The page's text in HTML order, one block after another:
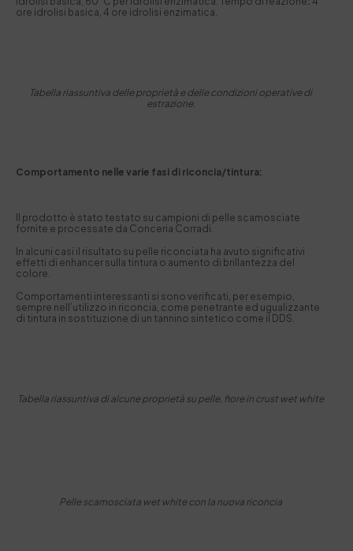
ore idrolisi basica, 4 ore idrolisi enzimatica.
Tabella riassuntiva delle proprietà e delle condizioni operative di
estrazione.
Comportamento nelle varie fasi di riconcia/tintura:
Il prodotto è stato testato su campioni di pelle scamosciate
fornite e processate da Conceria Corradi.
In alcuni casi il risultato su pelle riconciata ha avuto significativi
effetti di enhancer sulla tintura o aumento di brillantezza del
colore.
Comportamenti interessanti si sono verificati, per esempio,
sempre nell’utilizzo in riconcia, come penetrante ed ugualizzante
di tintura in sostituzione di un tannino sintetico come il DDS.
Tabella riassuntiva di alcune proprietà su pelle, fiore in crust wet white
Pelle scamosciata wet white con la nuova riconcia